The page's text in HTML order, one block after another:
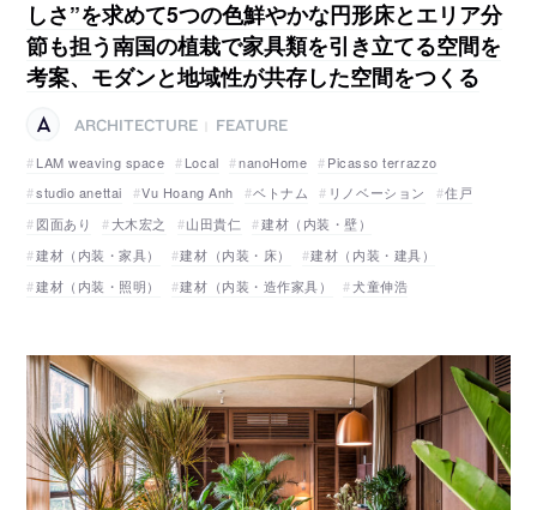
しさ”を求めて5つの色鮮やかな円形床とエリア分
節も担う南国の植栽で家具類を引き立てる空間を
考案、モダンと地域性が共存した空間をつくる
ARCHITECTURE
FEATURE
LAM weaving space
Local nanoHome
Picasso terrazzo
studio anettai
Vu Hoang Anh ベトナム リノベーション
住戸
図面あり
大木宏之 山田貴仁
建材（内装・壁）
建材（内装・家具）
建材（内装・床）
建材（内装・建具）
建材（内装・照明）
建材（内装・造作家具） 犬童伸浩